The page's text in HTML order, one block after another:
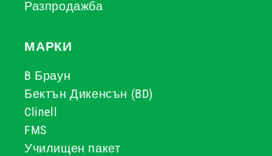
Разпродажба
МАРКИ
B Браун
Бектън Дикенсън (BD)
Clinell
FMS
Училищен пакет